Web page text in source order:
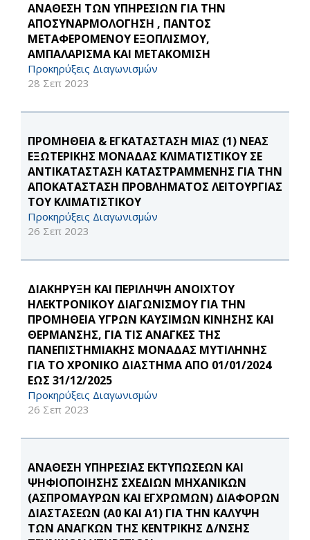
ΑΝΑΘΕΣΗ ΤΩΝ ΥΠΗΡΕΣΙΩΝ ΓΙΑ ΤΗΝ
ΑΠΟΣΥΝΑΡΜΟΛΟΓΗΣΗ , ΠΑΝΤΟΣ
ΜΕΤΑΦΕΡΟΜΕΝΟΥ ΕΞΟΠΛΙΣΜΟΥ,
ΑΜΠΑΛΑΡΙΣΜΑ ΚΑΙ ΜΕΤΑΚΟΜΙΣΗ
Προκηρύξεις Διαγωνισμών
28 Σεπ 2023
ΠΡΟΜΗΘΕΙΑ & ΕΓΚΑΤΑΣΤΑΣΗ ΜΙΑΣ (1) ΝΕΑΣ
ΕΞΩΤΕΡΙΚΗΣ ΜΟΝΑΔΑΣ ΚΛΙΜΑΤΙΣΤΙΚΟΥ ΣΕ
ΑΝΤΙΚΑΤΑΣΤΑΣΗ ΚΑΤΑΣΤΡΑΜΜΕΝΗΣ ΓΙΑ ΤΗΝ
ΑΠΟΚΑΤΑΣΤΑΣΗ ΠΡΟΒΛΗΜΑΤΟΣ ΛΕΙΤΟΥΡΓΙΑΣ
ΤΟΥ ΚΛΙΜΑΤΙΣΤΙΚΟΥ
Προκηρύξεις Διαγωνισμών
26 Σεπ 2023
ΔΙΑΚΗΡΥΞΗ ΚΑΙ ΠΕΡΙΛΗΨΗ ΑΝΟΙΧΤΟΥ
ΗΛΕΚΤΡΟΝΙΚΟΥ ΔΙΑΓΩΝΙΣΜΟΥ ΓΙΑ ΤΗΝ
ΠΡΟΜΗΘΕΙΑ ΥΓΡΩΝ ΚΑΥΣΙΜΩΝ ΚΙΝΗΣΗΣ ΚΑΙ
ΘΕΡΜΑΝΣΗΣ, ΓΙΑ ΤΙΣ ΑΝΑΓΚΕΣ ΤΗΣ
ΠΑΝΕΠΙΣΤΗΜΙΑΚΗΣ ΜΟΝΑΔΑΣ ΜΥΤΙΛΗΝΗΣ
ΓΙΑ ΤΟ ΧΡΟΝΙΚΟ ΔΙΑΣΤΗΜΑ ΑΠΟ 01/01/2024
ΕΩΣ 31/12/2025
Προκηρύξεις Διαγωνισμών
26 Σεπ 2023
ΑΝΑΘΕΣΗ ΥΠΗΡΕΣΙΑΣ ΕΚΤΥΠΩΣΕΩΝ ΚΑΙ
ΨΗΦΙΟΠΟΙΗΣΗΣ ΣΧΕΔΙΩΝ ΜΗΧΑΝΙΚΩΝ
(ΑΣΠΡΟΜΑΥΡΩΝ ΚΑΙ ΕΓΧΡΩΜΩΝ) ΔΙΑΦΟΡΩΝ
ΔΙΑΣΤΑΣΕΩΝ (Α0 ΚΑΙ Α1) ΓΙΑ ΤΗΝ ΚΑΛΥΨΗ
ΤΩΝ ΑΝΑΓΚΩΝ ΤΗΣ ΚΕΝΤΡΙΚΗΣ Δ/ΝΣΗΣ